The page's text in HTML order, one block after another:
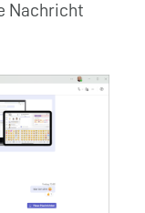
Nachricht